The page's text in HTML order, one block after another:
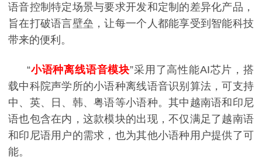
语音控制特定场景与要求开发和定制的差异化产品，
旨在打破语言壁垒，让每一个人都能享受到智能科技
带来的便利。
“小语种离线语音模块”采用了高性能AI芯片，搭
载中科院声学所的小语种离线语音识别算法，可支持
中、英、日、韩、粤语等小语种。其中越南语和印尼
语也包含在内，这款模块的出现，不仅满足了越南语
和印尼语用户的需求，也为其他小语种用户提供了可
能。